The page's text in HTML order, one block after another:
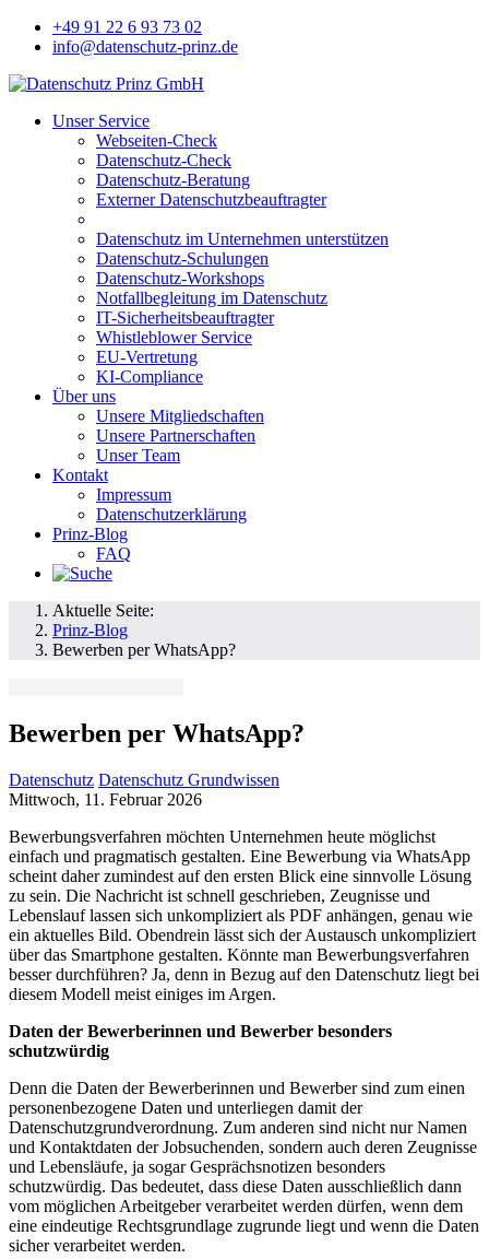
+49 91 22 6 93 73 02
info@datenschutz-prinz.de
Unser Service
Webseiten-Check
Datenschutz-Check
Datenschutz-Beratung
Externer Datenschutzbeauftragter
Datenschutz im Unternehmen unterstützen
Datenschutz-Schulungen
Datenschutz-Workshops
Notfallbegleitung im Datenschutz
IT-Sicherheitsbeauftragter
Whistleblower Service
EU-Vertretung
KI-Compliance
Über uns
Unsere Mitgliedschaften
Unsere Partnerschaften
Unser Team
Kontakt
Impressum
Datenschutzerklärung
Prinz-Blog
FAQ
Aktuelle Seite:
Prinz-Blog
Bewerben per WhatsApp?
Bewerben per WhatsApp?
Datenschutz Datenschutz Grundwissen
Mittwoch, 11. Februar 2026
Bewerbungsverfahren möchten Unternehmen heute möglichst
einfach und pragmatisch gestalten. Eine Bewerbung via WhatsApp
scheint daher zumindest auf den ersten Blick eine sinnvolle Lösung
zu sein. Die Nachricht ist schnell geschrieben, Zeugnisse und
Lebenslauf lassen sich unkompliziert als PDF anhängen, genau wie
ein aktuelles Bild. Obendrein lässt sich der Austausch unkompliziert
über das Smartphone gestalten. Könnte man Bewerbungsverfahren
besser durchführen? Ja, denn in Bezug auf den Datenschutz liegt bei
diesem Modell meist einiges im Argen.
Daten der Bewerberinnen und Bewerber besonders
schutzwürdig
Denn die Daten der Bewerberinnen und Bewerber sind zum einen
personenbezogene Daten und unterliegen damit der
Datenschutzgrundverordnung. Zum anderen sind nicht nur Namen
und Kontaktdaten der Jobsuchenden, sondern auch deren Zeugnisse
und Lebensläufe, ja sogar Gesprächsnotizen besonders
schutzwürdig. Das bedeutet, dass diese Daten ausschließlich dann
vom möglichen Arbeitgeber verarbeitet werden dürfen, wenn dem
eine eindeutige Rechtsgrundlage zugrunde liegt und wenn die Daten
sicher verarbeitet werden.